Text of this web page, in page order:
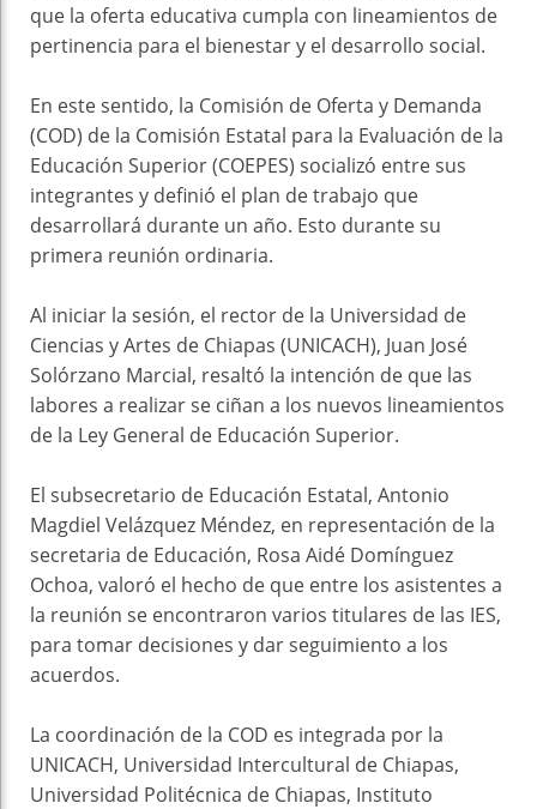
que la oferta educativa cumpla con lineamientos de
pertinencia para el bienestar y el desarrollo social.
En este sentido, la Comisión de Oferta y Demanda
(COD) de la Comisión Estatal para la Evaluación de la
Educación Superior (COEPES) socializó entre sus
integrantes y definió el plan de trabajo que
desarrollará durante un año. Esto durante su
primera reunión ordinaria.
Al iniciar la sesión, el rector de la Universidad de
Ciencias y Artes de Chiapas (UNICACH), Juan José
Solórzano Marcial, resaltó la intención de que las
labores a realizar se ciñan a los nuevos lineamientos
de la Ley General de Educación Superior.
El subsecretario de Educación Estatal, Antonio
Magdiel Velázquez Méndez, en representación de la
secretaria de Educación, Rosa Aidé Domínguez
Ochoa, valoró el hecho de que entre los asistentes a
la reunión se encontraron varios titulares de las IES,
para tomar decisiones y dar seguimiento a los
acuerdos.
La coordinación de la COD es integrada por la
UNICACH, Universidad Intercultural de Chiapas,
Universidad Politécnica de Chiapas, Instituto